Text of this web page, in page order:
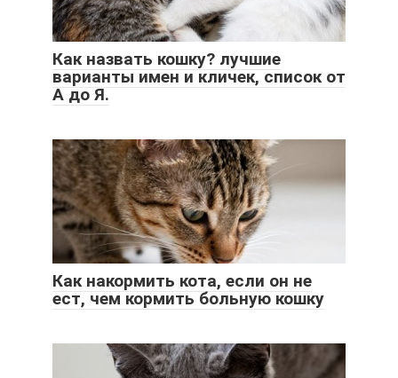
Как назвать кошку? лучшие
варианты имен и кличек, список от
А до Я.
Как накормить кота, если он не
ест, чем кормить больную кошку